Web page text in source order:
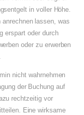
in voller Höhe.
lassen, was
erspart oder durch
oder zu erwerben
nicht wahrnehmen
der Buchung auf
rechtzeitig vor
Eine wirksame